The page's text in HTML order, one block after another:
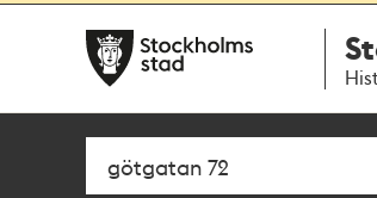
navigationen
huvudinnehållet
Sök